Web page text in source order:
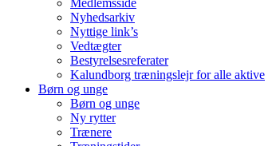
Medlemsside
Nyhedsarkiv
Nyttige link’s
Vedtægter
Bestyrelsesreferater
Kalundborg træningslejr for alle aktive
Børn og unge
Børn og unge
Ny rytter
Trænere